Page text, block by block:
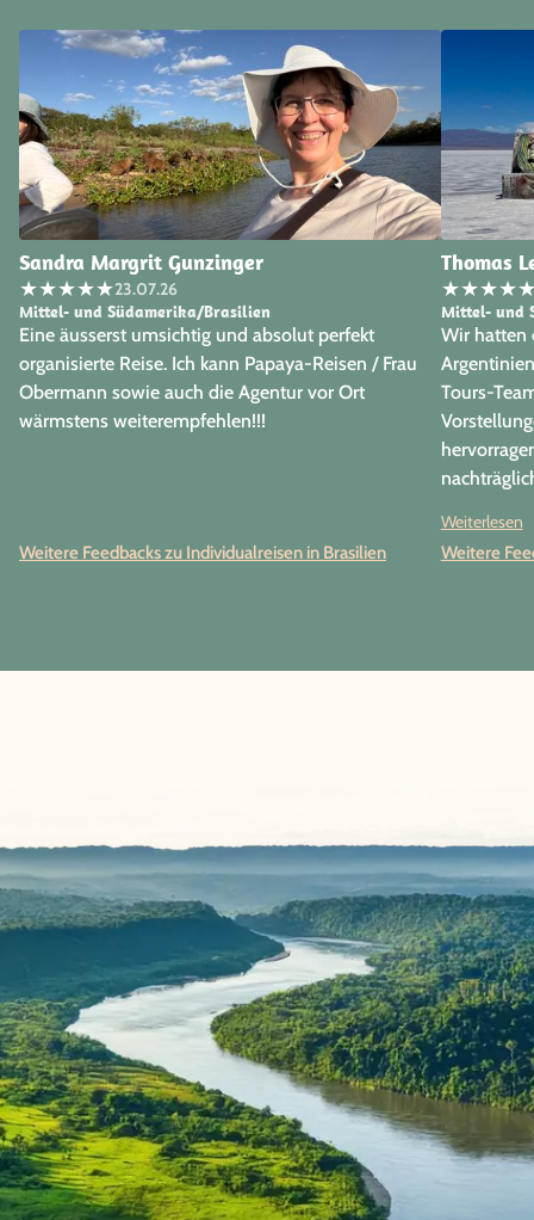
Sandra Margrit Gunzinger
★★★★★23.07.26
Mittel- und Südamerika/Brasilien
Eine äusserst umsichtig und absolut perfekt
organisierte Reise. Ich kann Papaya-Reisen / Frau
Obermann sowie auch die Agentur vor Ort
wärmstens weiterempfehlen!!!
Weitere Feedbacks zu Individualreisen in Brasilien
Thomas
★★★★
Mittel- und
Wir hatten
Tours-
Weiterlesen
Weitere